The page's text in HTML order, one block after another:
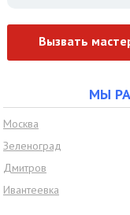
Вызвать
МЫ
Москва
Зеленоград
Дмитров
Ивантеевка